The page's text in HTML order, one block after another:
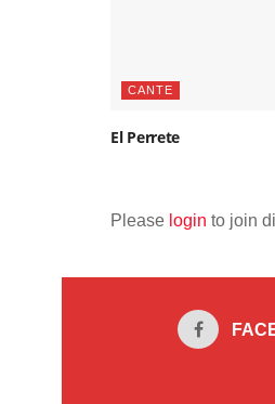
CANTE
El Perrete
Please login to join